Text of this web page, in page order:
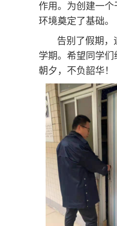
作用。为创建一
环境奠定了基础。
告别了假期，
学期。希望同学
朝夕，不负韶华！